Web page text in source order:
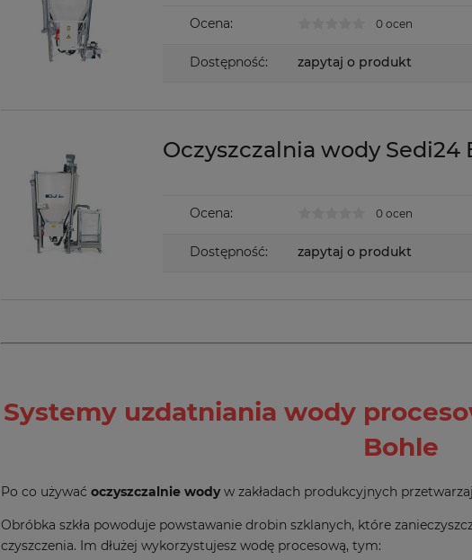
Ocena: 0 ocen
Dostępność: zapytaj o produkt
Oczyszczalnia wody Sedi24
Ocena: 0 ocen
Dostępność: zapytaj o produkt
Systemy uzdatniania wody
Bohle
Po co używać oczyszczalnie wodyw zakładach produkcyjnych
Obróbka szkła powoduje powstawanie drobin szklanych, które
czyszczenia. Im dłużej wykorzystujesz wodę procesową, tym: